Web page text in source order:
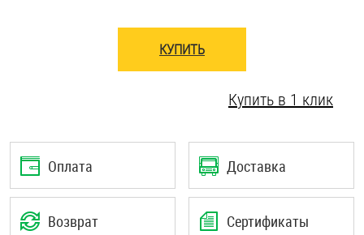
Шпильки
Шплинты
Штифты и пальцы
КУПИТЬ
Купить в 1 клик
Оплата Доставка
Возврат Сертификаты